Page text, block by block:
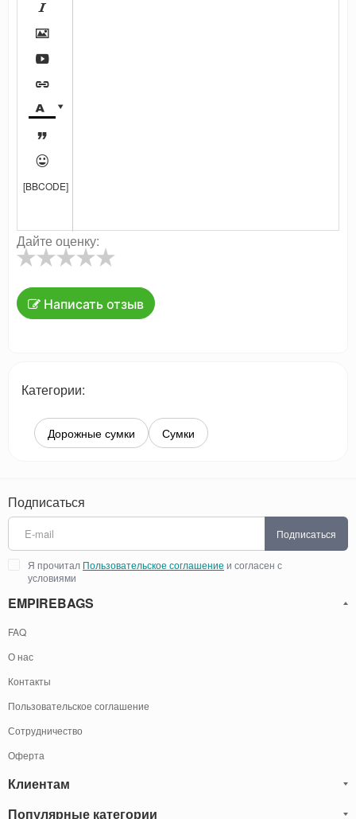








[BBCODE]
Дайте оценку:
Написать отзыв
Категории:
Дорожные сумки Сумки
Подписаться
Подписаться
Я прочитал Пользовательское соглашение и согласен с
условиями
EMPIREBAGS
FAQ
О нас
Контакты
Пользовательское соглашение
Сотрудничество
Оферта
Клиентам
Блог
Популярные категории